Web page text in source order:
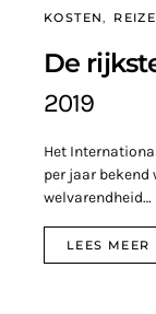
KOSTEN
De
2019
Het
per jaar
welvarendheid…
LEES MEER